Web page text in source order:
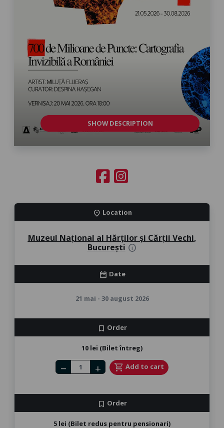
SHOW DESCRIPTION
location_on Location
Muzeul Național al Hărților și Cărții Vechi,
București info
calendar_month Date
21 mai - 30 august 2026
bookmark Order
10 lei (Bilet întreg)
Number of tickets
remove add shopping_cart Add to cart
bookmark Order
5 lei (Bilet redus pentru pensionari)